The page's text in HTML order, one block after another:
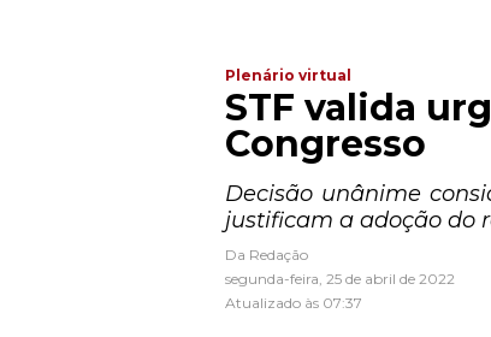
Plenário virtual
STF valida
Congresso
Decisão unânime
justificam a adoção do
Da Redação
segunda-feira, 25 de abril de 2022
Atualizado às 07:37